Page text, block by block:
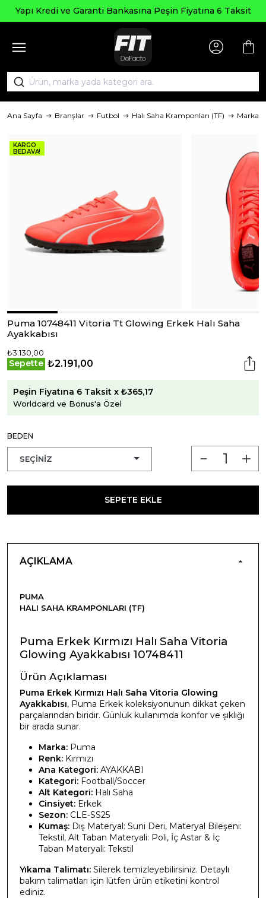
Garanti Bankasına Peşin Fiyatına 6 Taksit
Ana Sayfa Branşlar Futbol Halı Saha Kramponları (TF) Marka
KARGO
BEDAVA!
Puma 10748411 Vitoria Tt Glowing Erkek Halı Saha
Ayakkabısı
₺3.130,00
Sepette ₺2.191,00
Peşin Fiyatına 6 Taksit x ₺365,17
Worldcard ve Bonus'a Özel
BEDEN
SEPETE EKLE
AÇIKLAMA
PUMA
HALI SAHA KRAMPONLARI (TF)
Puma Erkek Kırmızı Halı Saha Vitoria
Glowing Ayakkabısı 10748411
Ürün Açıklaması
Puma Erkek Kırmızı Halı Saha Vitoria Glowing
Ayakkabısı, Puma Erkek koleksiyonunun dikkat çeken
parçalarından biridir. Günlük kullanımda konfor ve şıklığı
bir arada sunar.
Marka: Puma
Renk: Kırmızı
Ana Kategori: AYAKKABI
Kategori: Football/Soccer
Alt Kategori: Halı Saha
Cinsiyet: Erkek
Sezon: CLE-SS25
Kumaş: Dış Materyal: Suni Deri, Materyal Bileşeni:
Tekstil, Alt Taban Materyali: Poli, İç Astar & İç
Taban Materyali: Tekstil
Yıkama Talimatı: Silerek temizleyebilirsiniz. Detaylı
bakım talimatları için lütfen ürün etiketini kontrol
ediniz.